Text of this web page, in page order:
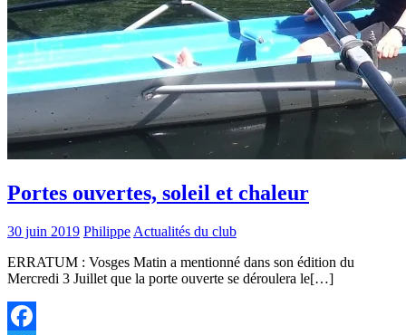
Portes ouvertes, soleil et chaleur
30 juin 2019 Philippe Actualités du club
ERRATUM : Vosges Matin a mentionné dans son édition du
Mercredi 3 Juillet que la porte ouverte se déroulera le[…]